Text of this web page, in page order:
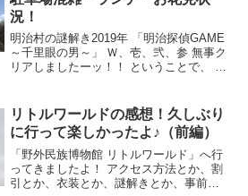
堪能してもらいたいし。悩み、そして決
行したおすすめルートがこちら！
況！
明治村の謎解き2019年 「明治探偵GAME
～千里眼の男～」 Ｗ、壱、弐、参 無事ク
リアしましたーッ！！ ということで、 明
リトルワールドの感想！久しぶり
に行って楽しかったよ♪（前編）
「野外民族博物館 リトルワールド」へ行
ってきましたよ！ アクセス方法とか、割
引とか、衣装とか、謎解きとか、事前に